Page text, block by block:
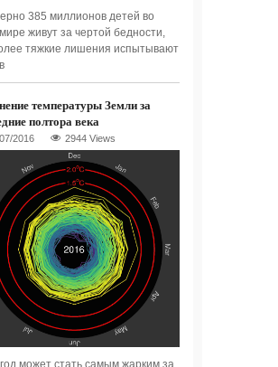
385 миллионов детей во
живут за чертой бедности,
тяжкие лишения испытывают
температуры Земли за
полтора века
2944 Views
может стать самым жарким за